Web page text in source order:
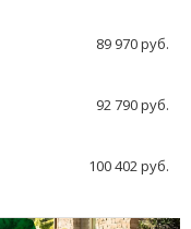
89 970 руб.
92 790 руб.
100 402 руб.